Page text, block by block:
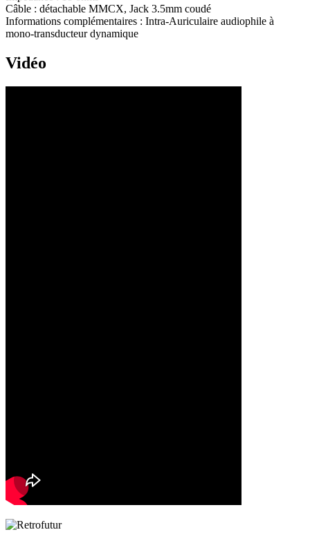
Câble : détachable MMCX, Jack 3.5mm coudé
Informations complémentaires : Intra-Auriculaire audiophile à
mono-transducteur dynamique
Vidéo